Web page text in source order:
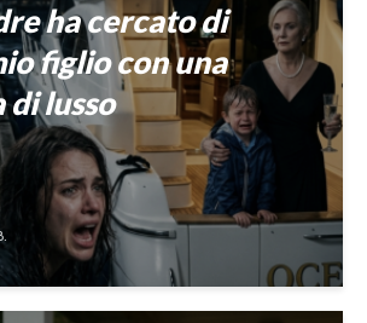
ha cercato di
figlio con una
lusso